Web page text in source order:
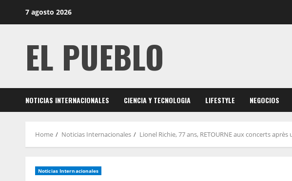
7 agosto 2026
EL PUEBLO
NOTICIAS INTERNACIONALES CIENCIA Y TECNOLOGIA LIFESTYLE NEGOCIOS
Home Noticias Internacionales Lionel Richie, 77 ans, RETOURNE aux concerts
Noticias Internacionales